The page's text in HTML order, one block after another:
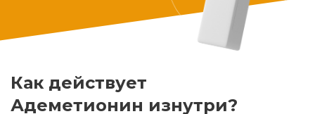
Как действует
Адеметионин изнутри?